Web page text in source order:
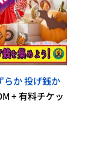
らか 投げ銭か
+ 有料チケッ